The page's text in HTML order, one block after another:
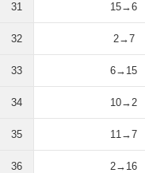
31 15→6
32 2→7
33 6→15
34 10→2
35 11→7
36 2→16